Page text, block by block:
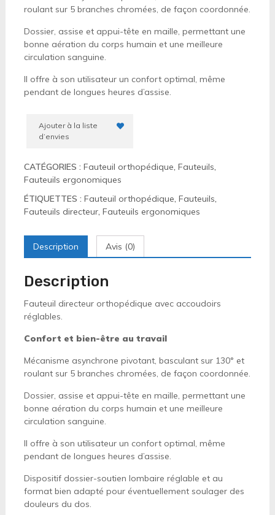
roulant sur 5 branches chromées, de façon coordonnée.
Dossier, assise et appui-tête en maille, permettant une
bonne aération du corps humain et une meilleure
circulation sanguine.
Il offre à son utilisateur un confort optimal, même
pendant de longues heures d’assise.
Ajouter à la liste
d’envies
CATÉGORIES : Fauteuil orthopédique, Fauteuils,
Fauteuils ergonomiques
ÉTIQUETTES : Fauteuil orthopédique, Fauteuils,
Fauteuils directeur, Fauteuils ergonomiques
Description Avis (0)
Description
Fauteuil directeur orthopédique avec accoudoirs
réglables.
Confort et bien-être au travail
Mécanisme asynchrone pivotant, basculant sur 130° et
roulant sur 5 branches chromées, de façon coordonnée.
Dossier, assise et appui-tête en maille, permettant une
bonne aération du corps humain et une meilleure
circulation sanguine.
Il offre à son utilisateur un confort optimal, même
pendant de longues heures d’assise.
Dispositif dossier-soutien lombaire réglable et au
format bien adapté pour éventuellement soulager des
douleurs du dos.